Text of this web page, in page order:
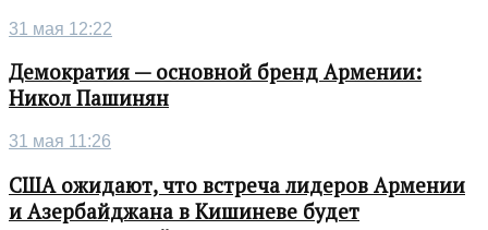
31 мая 12:22
Демократия — основной бренд Армении:
Никол Пашинян
31 мая 11:26
США ожидают, что встреча лидеров Армении
и Азербайджана в Кишиневе будет